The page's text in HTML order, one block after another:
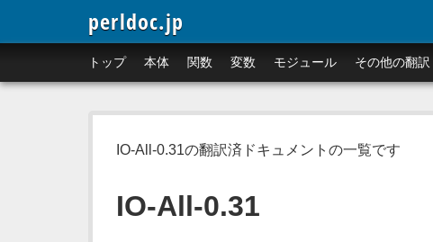
perldoc.jp
トップ 本体 関数 変数 モジュール その他の翻訳
IO-All-0.31の翻訳済ドキュメントの一覧です
IO-All-0.31